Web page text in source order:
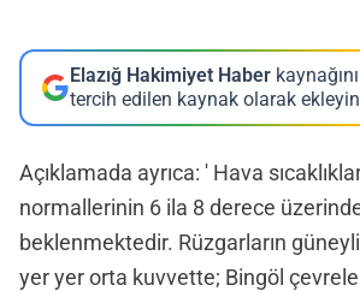
Elazığ Hakimiyet Haber
tercih edilen kaynak olarak
Açıklamada ayrıca: ' Hava
normallerinin 6 ila 8 derece
beklenmektedir. Rüzgarların
yer yer orta kuvvette; Bingöl